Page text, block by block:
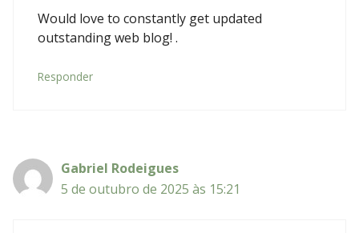
Would love to constantly get updated
outstanding web blog! .
Responder
Gabriel Rodeigues
5 de outubro de 2025 às 15:21